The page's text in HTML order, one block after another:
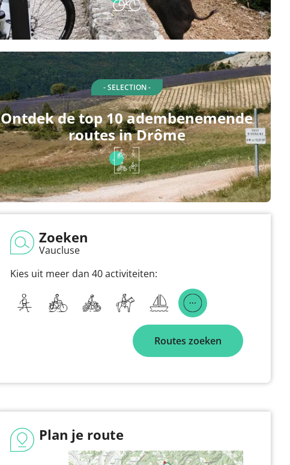
- SELECTION -
Ontdek de top 10 adembenemende
routes in Drôme
Zoeken
Vaucluse
Kies uit meer dan 40 activiteiten:
Routes zoeken
Plan je route